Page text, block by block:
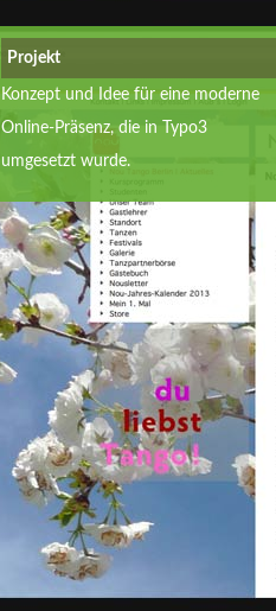
Projekt
Konzept und Idee für eine moderne
Online-Präsenz, die in Typo3
umgesetzt wurde.